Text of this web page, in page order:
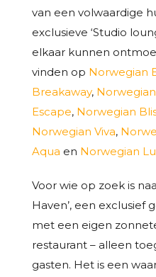
van een volwaardige
exclusieve ‘Studio
elkaar kunnen
vinden op Norwegian
Breakaway,
Escape, Norwegian
Norwegian Viva,
Aqua en Norwegian
Voor wie op zoek is
Haven’, een exclusief
met een eigen
restaurant – alleen
gasten. Het is een